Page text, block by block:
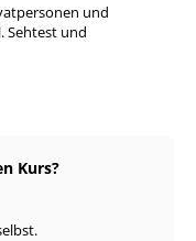
und
Sehtest und
Kurs?